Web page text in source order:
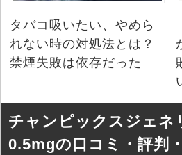
タバコ吸いたい、やめら
れない時の対処法とは？
禁煙失敗は依存だった
チャンピックスジェ
0.5mgの口コミ・評判